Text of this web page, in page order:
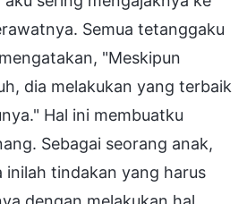
Semua tetanggaku
"Meskipun
dia melakukan yang terbaik
Hal ini membuatku
Sebagai seorang anak,
inilah tindakan yang harus